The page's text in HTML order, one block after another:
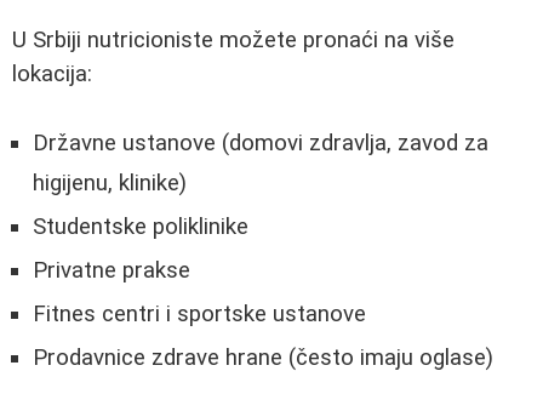
U Srbiji nutricioniste možete pronaći na više
lokacija:
Državne ustanove (domovi zdravlja, zavod za
higijenu, klinike)
Studentske poliklinike
Privatne prakse
Fitnes centri i sportske ustanove
Prodavnice zdrave hrane (često imaju oglase)